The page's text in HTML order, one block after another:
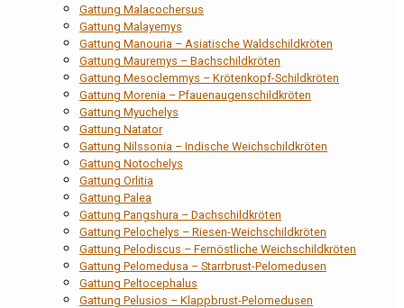
Gattung Malacochersus
Gattung Malayemys
Gattung Manouria – Asiatische Waldschildkröten
Gattung Mauremys – Bachschildkröten
Gattung Mesoclemmys – Krötenkopf-Schildkröten
Gattung Morenia – Pfauenaugenschildkröten
Gattung Myuchelys
Gattung Natator
Gattung Nilssonia – Indische Weichschildkröten
Gattung Notochelys
Gattung Orlitia
Gattung Palea
Gattung Pangshura – Dachschildkröten
Gattung Pelochelys – Riesen-Weichschildkröten
Gattung Pelodiscus – Fernöstliche Weichschildkröten
Gattung Pelomedusa – Starrbrust-Pelomedusen
Gattung Peltocephalus
Gattung Pelusios – Klappbrust-Pelomedusen